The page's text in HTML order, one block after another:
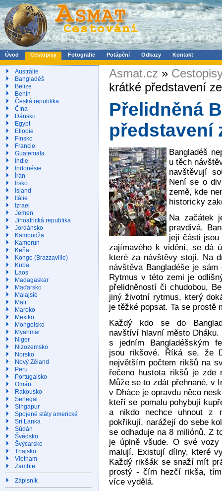
Úvod Cestopisy Fotografie Potápění Odkazy Kontakt
Austrálie
Bangladéš
Belize
Benin
Česká republika
Čína
Dánsko
Egypt
Etiopie
Finsko
Francie
Guatemala
Indie
Indonésie
Írán
Irsko
Island
Itálie
Izrael
Jemen
Jihoafrická republika
Jordánsko
Kambodža
Kamerun
Keňa
Kongo (Brazzaville)
Kuba
Laos
Madagaskar
Maďarsko
Malajsie
Mali
Maroko
Mexiko
Mongolsko
Myanmar
Niger
Nizozemsko
Norsko
Nový Zéland
Peru
Portugalsko
Omán
Rakousko
Senegal
Singapur
Spojené státy americké
Srí Lanka
Súdán
Švédsko
Švýcarsko
Thajsko
Vietnam
Zambie
Zápisník
Asmat.cz »
krátké představení
Přelidněná
představení
Bangladéš
u těch
navštěvují
Není se o
země, kde
historicky
Na začátek
pravdivá.
její části jsou
zajímavého k vidění, se dá
které za návštěvy stojí. Na
návštěva Bangladéše je
Rytmus v této zemi je
přelidněností či chudobou,
jiný životní rytmus, který
je těžké popsat. Ta se prostě
Každý kdo se do
navštíví hlavní město Dháku.
s jedním Bangladéšským
jsou rikšové. Říká se, že
největším počtem rikšů na
řečeno hustota rikšů je zde
Může se to zdát přehnané, v
v Dháce je opravdu něco
kteří se pomalu pohybují
a nikdo nechce uhnout z
pokřikují, narážejí do sebe
se odhaduje na 8 miliónů. Z
je úplně všude. O své
malují. Existují dílny, které
Každý rikšák se snaží mít
prostý - čím hezčí rikša,
více vydělá.